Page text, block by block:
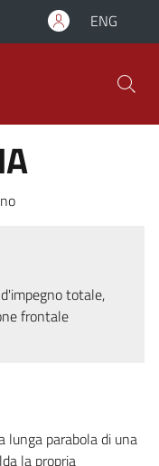
ENG
totale,
frontale
lunga parabola di una
la propria